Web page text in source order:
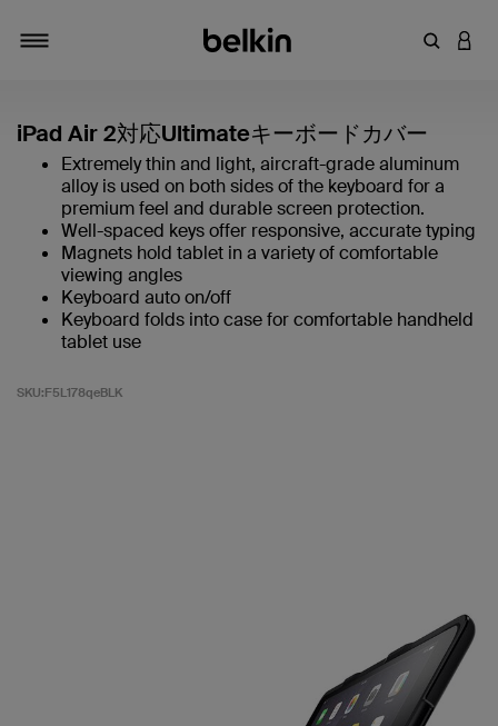
キーワアカ
iPad Air 2対応Ultimateキーボードカバー
Extremely thin and light, aircraft-grade aluminum
alloy is used on both sides of the keyboard for a
premium feel and durable screen protection.
Well-spaced keys offer responsive, accurate typing
Magnets hold tablet in a variety of comfortable
viewing angles
Keyboard auto on/off
Keyboard folds into case for comfortable handheld
tablet use
SKU:F5L178qeBLK